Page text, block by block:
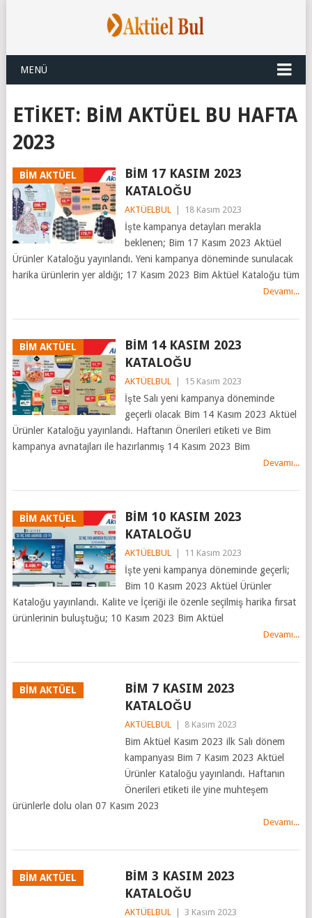
MENÜ
ETIKET: BIM AKTÜEL BU HAFTA
2023
BİM AKTÜEL
BİM 17 KASIM 2023
KATALOĞU
AKTÜELBUL 18 Kasım 2023
İşte kampanya detayları merakla
beklenen; Bim 17 Kasım 2023 Aktüel
Ürünler Kataloğu yayınlandı. Yeni kampanya döneminde sunulacak
harika ürünlerin yer aldığı; 17 Kasım 2023 Bim Aktüel Kataloğu tüm
Devamı...
BİM AKTÜEL
BİM 14 KASIM 2023
KATALOĞU
AKTÜELBUL 15 Kasım 2023
İşte Salı yeni kampanya döneminde
geçerli olacak Bim 14 Kasım 2023 Aktüel
Ürünler Kataloğu yayınlandı. Haftanın Önerileri etiketi ve Bim
kampanya avnatajları ile hazırlanmış 14 Kasım 2023 Bim
Devamı...
BİM AKTÜEL
BİM 10 KASIM 2023
KATALOĞU
AKTÜELBUL 11 Kasım 2023
İşte yeni kampanya döneminde geçerli;
Bim 10 Kasım 2023 Aktüel Ürünler
Kataloğu yayınlandı. Kalite ve İçeriği ile özenle seçilmiş harika fırsat
ürünlerinin buluştuğu; 10 Kasım 2023 Bim Aktüel
Devamı...
BİM AKTÜEL
BİM 7 KASIM 2023
KATALOĞU
AKTÜELBUL 8 Kasım 2023
Bim Aktüel Kasım 2023 ilk Salı dönem
kampanyası Bim 7 Kasım 2023 Aktüel
Ürünler Kataloğu yayınlandı. Haftanın
Önerileri etiketi ile yine muhteşem
ürünlerle dolu olan 07 Kasım 2023
Devamı...
BİM AKTÜEL
BİM 3 KASIM 2023
KATALOĞU
AKTÜELBUL 3 Kasım 2023